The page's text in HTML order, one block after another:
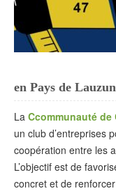
en Pays de
La Ccommunauté de
un club d’entreprises
coopération entre les
L’objectif est de
concret et de